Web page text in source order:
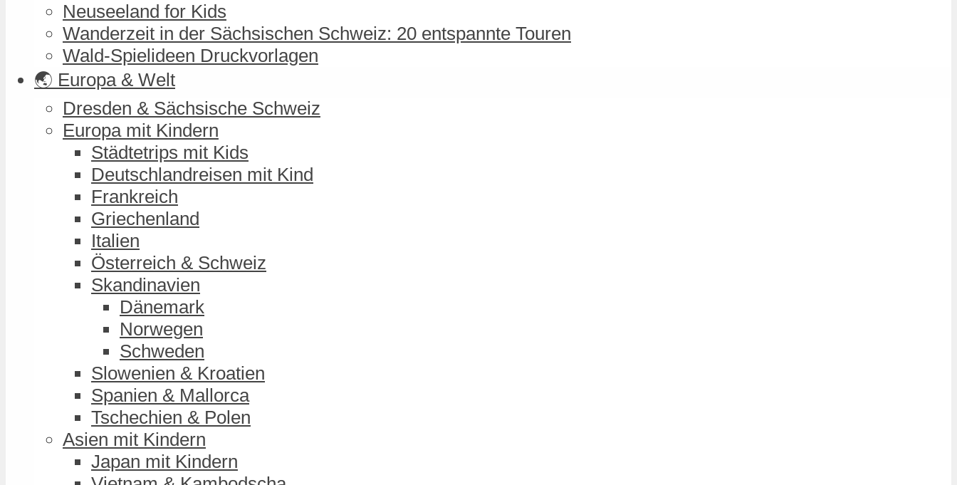
Neuseeland for Kids
Wanderzeit in der Sächsischen Schweiz: 20 entspannte Touren
Wald-Spielideen Druckvorlagen
🌏 Europa & Welt
Dresden & Sächsische Schweiz
Europa mit Kindern
Städtetrips mit Kids
Deutschlandreisen mit Kind
Frankreich
Griechenland
Italien
Österreich & Schweiz
Skandinavien
Dänemark
Norwegen
Schweden
Slowenien & Kroatien
Spanien & Mallorca
Tschechien & Polen
Asien mit Kindern
Japan mit Kindern